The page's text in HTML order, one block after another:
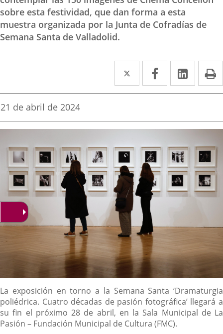
sobre esta festividad, que dan forma a esta
muestra organizada por la Junta de Cofradías de
Semana Santa de Valladolid.
Twitter
Enlace
a
aplicación
Facebook
Enlace
a
aplicación
Enlace
a
Fecha
la
21 de abril de 2024
Descripción
La exposición en torno a la Semana Santa ‘Dramaturgia
poliédrica. Cuatro décadas de pasión fotográfica’ llegará a
su fin el próximo 28 de abril, en la Sala Municipal de La
Pasión – Fundación Municipal de Cultura (FMC).